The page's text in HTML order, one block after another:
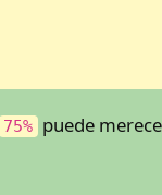
75% puede